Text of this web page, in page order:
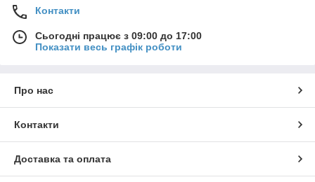
Контакти
Сьогодні працює з 09:00 до 17:00
Показати весь графік роботи
Про нас
Контакти
Доставка та оплата